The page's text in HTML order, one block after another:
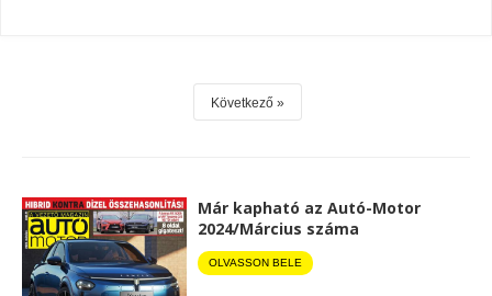
Következő
Már kapható az Autó-Motor
2024/Március száma
OLVASSON BELE